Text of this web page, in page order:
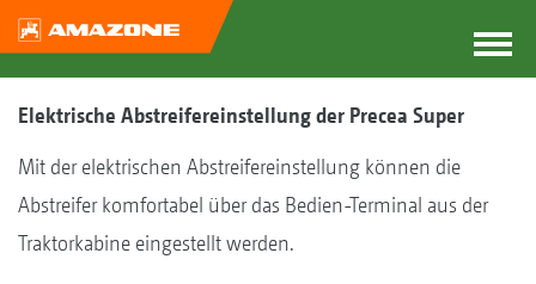
Elektrische Abstreifereinstellung der Precea Super
Mit der elektrischen Abstreifereinstellung können die
Abstreifer komfortabel über das Bedien-Terminal aus der
Traktorkabine eingestellt werden.